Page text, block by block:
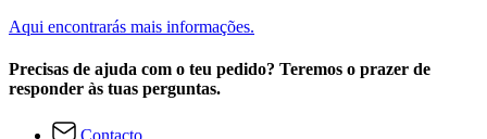
Aqui encontrarás mais informações.
Precisas de ajuda com o teu pedido? Teremos o prazer de
responder às tuas perguntas.